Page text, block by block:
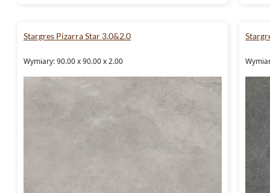
Stargres Pizarra Star 3.0&2.0
Wymiary: 90.00 x 90.00 x 2.00